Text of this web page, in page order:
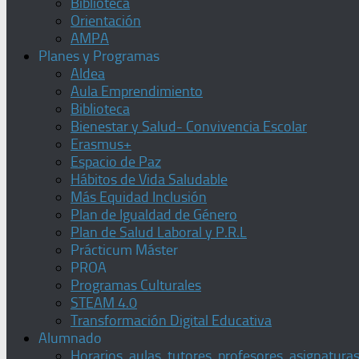
Orientación
AMPA
Planes y Programas
Aldea
Aula Emprendimiento
Biblioteca
Bienestar y Salud- Convivencia Escolar
Erasmus+
Espacio de Paz
Hábitos de Vida Saludable
Más Equidad Inclusión
Plan de Igualdad de Género
Plan de Salud Laboral y P.R.L
Prácticum Máster
PROA
Programas Culturales
STEAM 4.0
Transformación Digital Educativa
Alumnado